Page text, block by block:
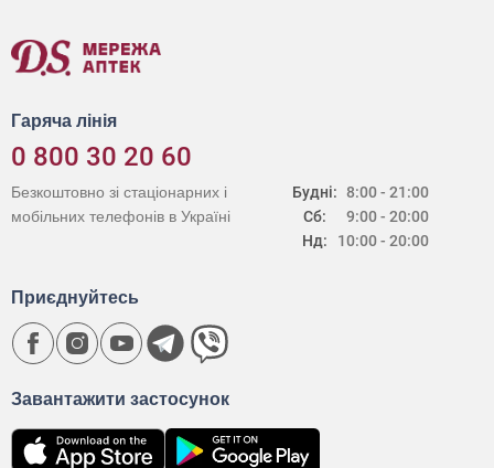
Гаряча лінія
0 800 30 20 60
Будні:
Сб:
Нд:
8:00 - 21:00
9:00 - 20:00
10:00 - 20:00
Безкоштовно зі стаціонарних і
мобільних телефонів в Україні
Завантажити застосунок
Приєднуйтесь